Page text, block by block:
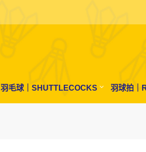
羽毛球｜SHUTTLECOCKS 羽球拍｜